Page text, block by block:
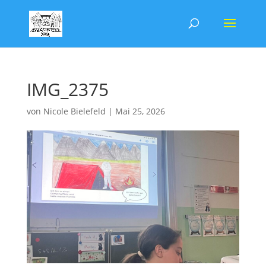
IMG_2375
von Nicole Bielefeld | Mai 25, 2026